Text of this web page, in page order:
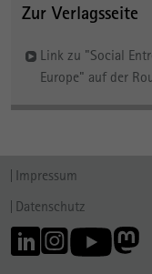
Zur Verlagsseite
Link zu "Social
Europe" auf der
Impressum
Datenschutz